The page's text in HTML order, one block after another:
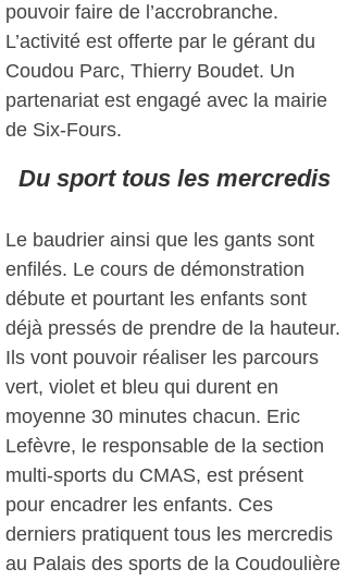
pouvoir faire de l’accrobranche.
L’activité est offerte par le gérant du
Coudou Parc, Thierry Boudet. Un
partenariat est engagé avec la mairie
de Six-Fours.
Du sport tous les mercredis
Le baudrier ainsi que les gants sont
enfilés. Le cours de démonstration
débute et pourtant les enfants sont
déjà pressés de prendre de la hauteur.
Ils vont pouvoir réaliser les parcours
vert, violet et bleu qui durent en
moyenne 30 minutes chacun. Eric
Lefèvre, le responsable de la section
multi-sports du CMAS, est présent
pour encadrer les enfants. Ces
derniers pratiquent tous les mercredis
au Palais des sports de la Coudoulière